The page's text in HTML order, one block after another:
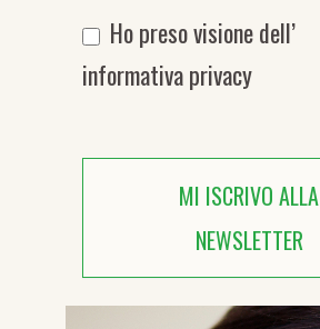
Ho preso visione dell’
informativa privacy
MI ISCRIVO ALLA
NEWSLETTER